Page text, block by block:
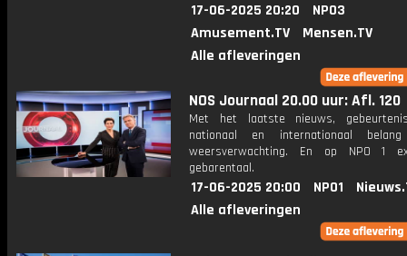
17-06-2025 20:20
NPO3
Amusement.TV
Mensen.TV
Alle afleveringen
NOS Journaal 20.00 uur: Afl. 120
Met het laatste nieuws,
nationaal en internationaal
weersverwachting. En op NPO 1
gebarentaal.
17-06-2025 20:00 NPO1
Alle afleveringen